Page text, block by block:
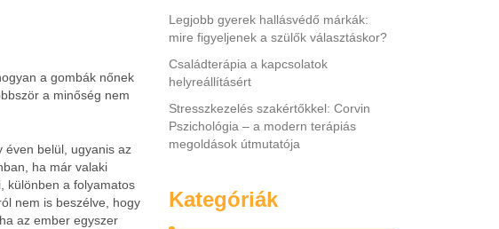
a gombák nőnek
a minőség nem
éven belül, ugyanis az
ha már valaki
különben a folyamatos
nem is beszélve, hogy
az ember egyszer
Legjobb gyerek hallásvédő márkák:
mire figyeljenek a szülők választáskor?
Családterápia a kapcsolatok
helyreállításért
Stresszkezelés szakértőkkel: Corvin
Pszichológia – a modern terápiás
megoldások útmutatója
Kategóriák